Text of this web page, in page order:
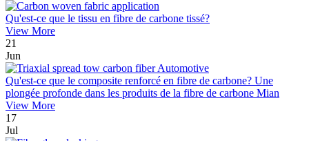
Qu'est-ce que le tissu en fibre de carbone tissé?
View More
21
Jun
Qu'est-ce que le composite renforcé en fibre de carbone? Une
plongée profonde dans les produits de la fibre de carbone Mian
View More
17
Jul